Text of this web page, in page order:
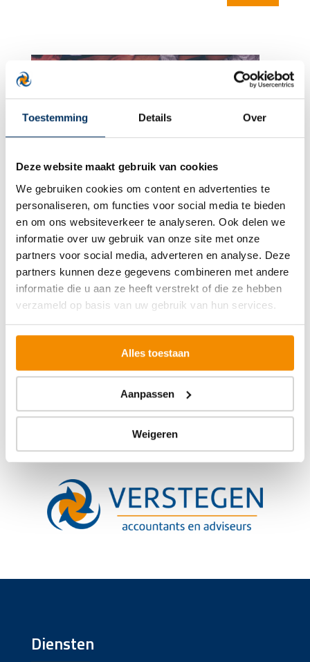
Toestemming Details Over
Deze website maakt gebruik van cookies
We gebruiken cookies om content en advertenties te
personaliseren, om functies voor social media te bieden
en om ons websiteverkeer te analyseren. Ook delen we
informatie over uw gebruik van onze site met onze
partners voor social media, adverteren en analyse. Deze
partners kunnen deze gegevens combineren met andere
informatie die u aan ze heeft verstrekt of die ze hebben
verzameld op basis van uw gebruik van hun services.
Alles toestaan
Aanpassen
Weigeren
Internationaal zaken doen
Diensten